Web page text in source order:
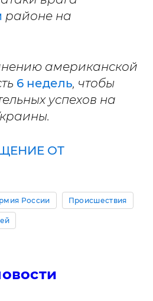
районе на
американской
6 недель, чтобы
успехов на
ОТ
России Происшествия